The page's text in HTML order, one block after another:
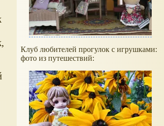
Клуб любителей прогулок с игрушками:
фото из путешествий: